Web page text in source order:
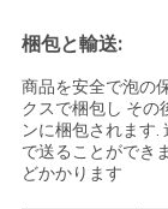
ポ
リ
シ
ー
梱包と輸送:
商品を安全で泡の
クスで梱包し その
ンに梱包されます.
で送ることができ
どかかります